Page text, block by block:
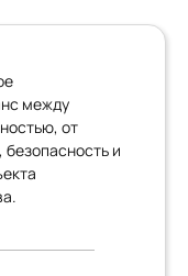
между
от
безопасность и